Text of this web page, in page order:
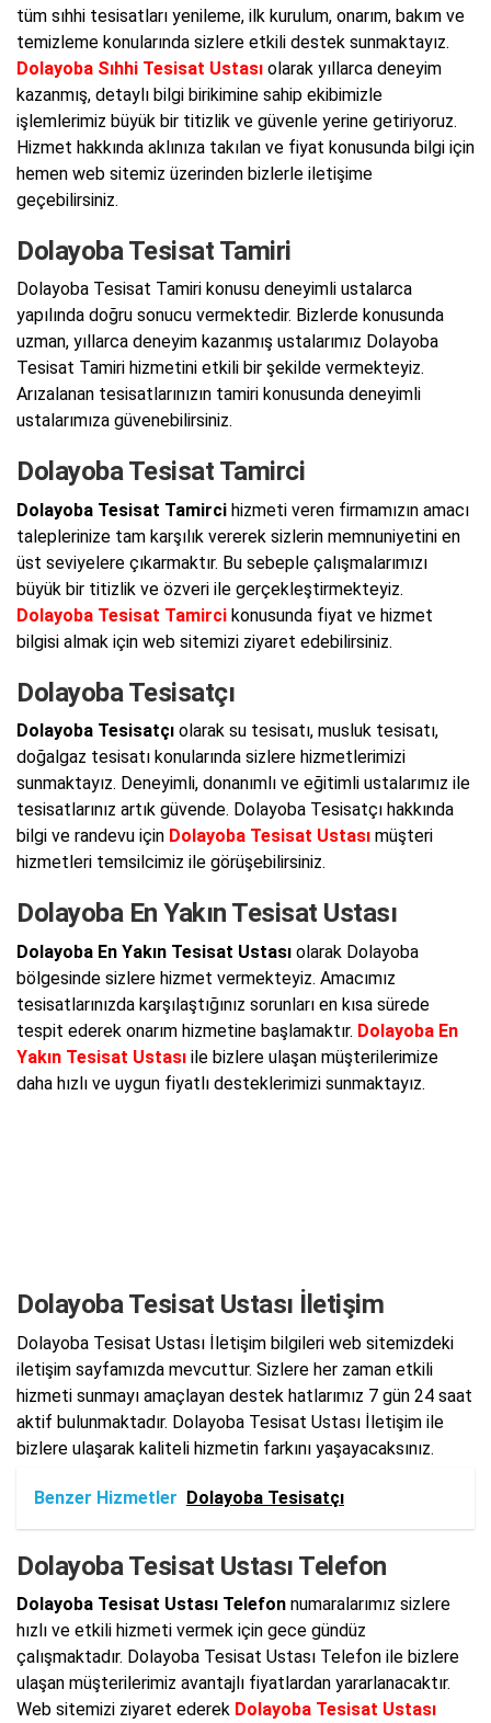
tüm sıhhi tesisatları yenileme, ilk kurulum, onarım, bakım ve
temizleme konularında sizlere etkili destek sunmaktayız.
Dolayoba Sıhhi Tesisat Ustası olarak yıllarca deneyim
kazanmış, detaylı bilgi birikimine sahip ekibimizle
işlemlerimiz büyük bir titizlik ve güvenle yerine getiriyoruz.
Hizmet hakkında aklınıza takılan ve fiyat konusunda bilgi için
hemen web sitemiz üzerinden bizlerle iletişime
geçebilirsiniz.
Dolayoba Tesisat Tamiri
Dolayoba Tesisat Tamiri konusu deneyimli ustalarca
yapılında doğru sonucu vermektedir. Bizlerde konusunda
uzman, yıllarca deneyim kazanmış ustalarımız Dolayoba
Tesisat Tamiri hizmetini etkili bir şekilde vermekteyiz.
Arızalanan tesisatlarınızın tamiri konusunda deneyimli
ustalarımıza güvenebilirsiniz.
Dolayoba Tesisat Tamirci
Dolayoba Tesisat Tamirci hizmeti veren firmamızın amacı
taleplerinize tam karşılık vererek sizlerin memnuniyetini en
üst seviyelere çıkarmaktır. Bu sebeple çalışmalarımızı
büyük bir titizlik ve özveri ile gerçekleştirmekteyiz.
Dolayoba Tesisat Tamirci konusunda fiyat ve hizmet
bilgisi almak için web sitemizi ziyaret edebilirsiniz.
Dolayoba Tesisatçı
Dolayoba Tesisatçı olarak su tesisatı, musluk tesisatı,
doğalgaz tesisatı konularında sizlere hizmetlerimizi
sunmaktayız. Deneyimli, donanımlı ve eğitimli ustalarımız ile
tesisatlarınız artık güvende. Dolayoba Tesisatçı hakkında
bilgi ve randevu için Dolayoba Tesisat Ustası müşteri
hizmetleri temsilcimiz ile görüşebilirsiniz.
Dolayoba En Yakın Tesisat Ustası
Dolayoba En Yakın Tesisat Ustası olarak Dolayoba
bölgesinde sizlere hizmet vermekteyiz. Amacımız
tesisatlarınızda karşılaştığınız sorunları en kısa sürede
tespit ederek onarım hizmetine başlamaktır. Dolayoba En
Yakın Tesisat Ustası ile bizlere ulaşan müşterilerimize
daha hızlı ve uygun fiyatlı desteklerimizi sunmaktayız.
Dolayoba Tesisat Ustası İletişim
Dolayoba Tesisat Ustası İletişim bilgileri web sitemizdeki
iletişim sayfamızda mevcuttur. Sizlere her zaman etkili
hizmeti sunmayı amaçlayan destek hatlarımız 7 gün 24 saat
aktif bulunmaktadır. Dolayoba Tesisat Ustası İletişim ile
bizlere ulaşarak kaliteli hizmetin farkını yaşayacaksınız.
Benzer Hizmetler Dolayoba Tesisatçı
Dolayoba Tesisat Ustası Telefon
Dolayoba Tesisat Ustası Telefon numaralarımız sizlere
hızlı ve etkili hizmeti vermek için gece gündüz
çalışmaktadır. Dolayoba Tesisat Ustası Telefon ile bizlere
ulaşan müşterilerimiz avantajlı fiyatlardan yararlanacaktır.
Web sitemizi ziyaret ederek Dolayoba Tesisat Ustası